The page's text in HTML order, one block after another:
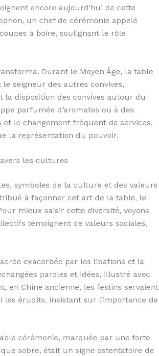
encore aujourd’hui de cette
un chef de cérémonie appelé
à boire, soulignant le rôle
Durant le Moyen Âge, la table
seigneur des autres convives,
la disposition des convives autour du
parfumée d’aromates ou à des
le changement fréquent de services.
la représentation du pouvoir.
les cultures
symboles de la culture et des valeurs
à façonner cet art de la table, le
mieux saisir cette diversité, voyons
témoignent de valeurs sociales,
exacerbée par les libations et la
paroles et idées, illustré avec
en Chine ancienne, les festins servaient
érudits, insistant sur l’importance de
cérémonie, marquée par une forte
sobre, était un signe ostentatoire de